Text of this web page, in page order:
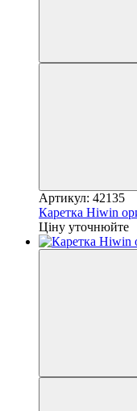
Артикул: 42135
Каретка Hiwin
Ціну уточнюйте